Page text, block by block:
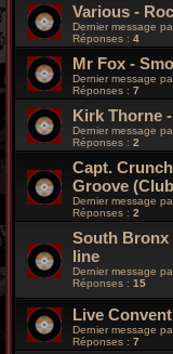
Various -
Dernier message
Réponses : 4
Mr Fox -
Dernier message
Réponses : 7
Kirk Thorne
Dernier message
Réponses : 2
Capt.
Groove
Dernier message
Réponses : 2
South Bronx
line
Dernier message
Réponses : 15
Live
Dernier message
Réponses : 7